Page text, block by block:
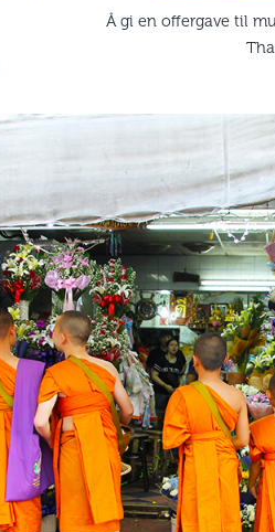
Å gi en offergave til